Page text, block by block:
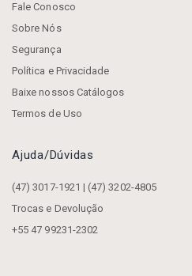
Fale Conosco
Sobre Nós
Segurança
Política e Privacidade
Baixe nossos Catálogos
Termos de Uso
Ajuda/dúvidas
(47) 3017-1921 | (47) 3202-4805
Trocas e Devolução
+55 47 99231-2302